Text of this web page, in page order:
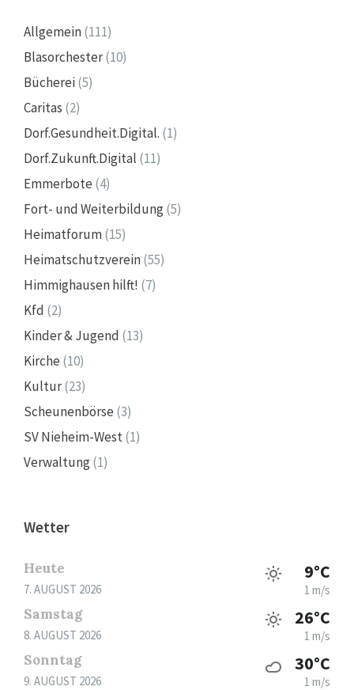
Allgemein(111)
Blasorchester(10)
Bücherei(5)
Caritas (2)
Dorf.Gesundheit.Digital. (1)
Dorf.Zukunft.Digital (11)
Emmerbote (4)
Fort- und Weiterbildung(5)
Heimatforum(15)
Heimatschutzverein(55)
Himmighausen hilft! (7)
Kfd (2)
Kinder & Jugend (13)
Kirche (10)
Kultur(23)
Scheunenbörse (3)
SV Nieheim-West(1)
Verwaltung(1)
Wetter
Heute
7. AUGUST 2026
9°C
1 m/s
Samstag
8. AUGUST 2026
26°C
1 m/s
Sonntag
9. AUGUST 2026
30°C
1 m/s